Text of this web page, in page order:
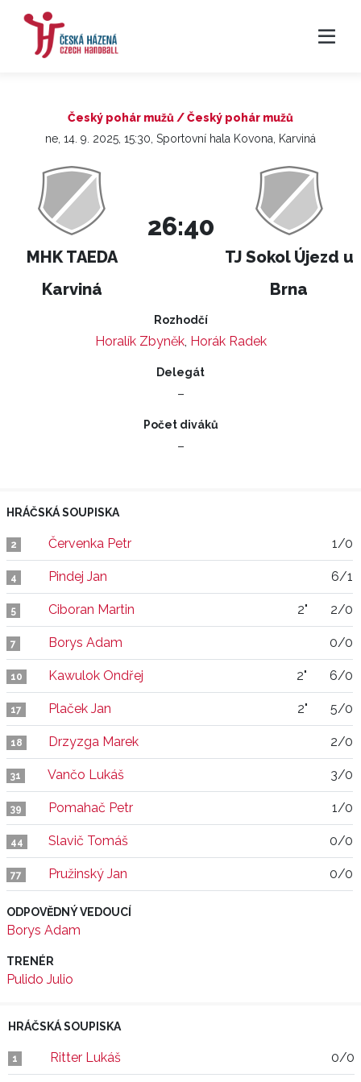
Český pohár mužů / Český pohár mužů
ne, 14. 9. 2025, 15:30, Sportovní hala Kovona, Karviná
MHK TAEDA
Karviná
26:40
TJ Sokol Újezd u
Brna
Rozhodčí
Horalík Zbyněk, Horák Radek
Delegát
–
Počet diváků
–
HRÁČSKÁ SOUPISKA
2 Červenka Petr 1/0
4 Pindej Jan 6/1
5 Ciboran Martin 2" 2/0
7 Borys Adam 0/0
10 Kawulok Ondřej 2" 6/0
17 Plaček Jan 2" 5/0
18 Drzyzga Marek 2/0
31 Vančo Lukáš 3/0
39 Pomahač Petr 1/0
44 Slavič Tomáš 0/0
77 Pružinský Jan 0/0
ODPOVĚDNÝ VEDOUCÍ
Borys Adam
TRENÉR
Pulido Julio
HRÁČSKÁ SOUPISKA
1 Ritter Lukáš 0/0